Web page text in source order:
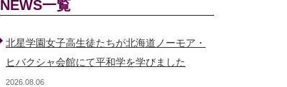
NEWS一覧
北星学園女子高生徒たちが北海道ノーモア・
ヒバクシャ会館にて平和学を学びました
2026.08.06